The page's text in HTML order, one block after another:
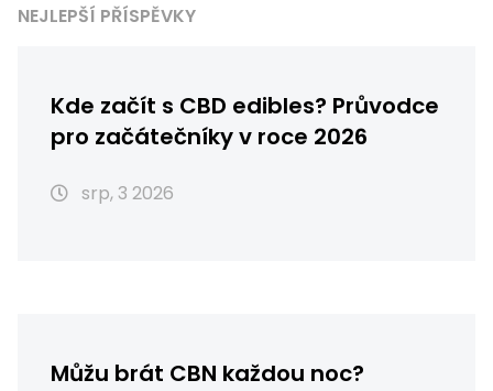
NEJLEPŠÍ PŘÍSPĚVKY
Kde začít s CBD edibles? Průvodce
pro začátečníky v roce 2026
srp, 3 2026
Můžu brát CBN každou noc?